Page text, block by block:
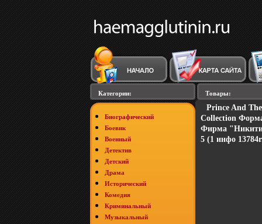
Категории:
Биографический
Боевик
Военный
Детектив
Детский
Драма
Исторический
Комедия
Криминальный
Музыкальный
Товары:
Prince And
Collection
Фирма
5 (1 инфо